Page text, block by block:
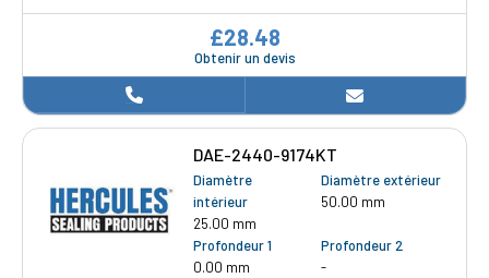
Obtenir un devis
£28.48
DAE-2440-9174KT
Diamètre
intérieur
25.00 mm
Diamètre extérieur
50.00 mm
Profondeur 1
0.00 mm
Profondeur 2
-